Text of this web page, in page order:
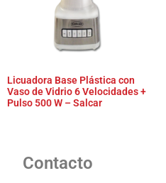
Licuadora Base Plástica con
Vaso de Vidrio 6 Velocidades +
Pulso 500 W – Salcar
Contacto